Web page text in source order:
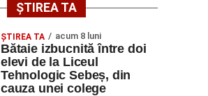
ȘTIREA TA
ŞTIREA TA acum 8 luni
Bătaie izbucnită între doi
elevi de la Liceul
Tehnologic Sebeș, din
cauza unei colege